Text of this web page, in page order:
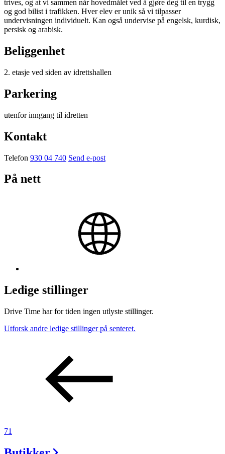
trives, og at vi sammen når hovedmålet ved å gjøre deg til en trygg
og god bilist i trafikken. Hver elev er unik så vi tilpasser
undervisningen individuelt. Kan også undervise på engelsk, kurdisk,
persisk og arabisk.
Beliggenhet
2. etasje ved siden av idrettshallen
Parkering
utenfor inngang til idretten
Kontakt
Telefon 930 04 740 Send e-post
På nett
Ledige stillinger
Drive Time har for tiden ingen utlyste stillinger.
Utforsk andre ledige stillinger på senteret.
71